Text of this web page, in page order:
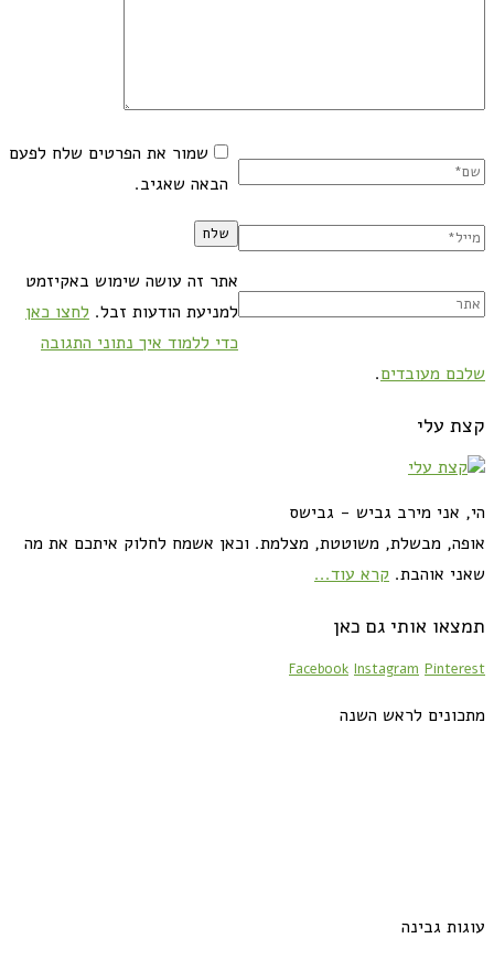
שמור את הפרטים שלח לפעם
הבאה שאגיב.
אתר זה עושה שימוש באקיזמט
למניעת הודעות זבל. לחצו כאן
כדי ללמוד איך נתוני התגובה
שלכם מעובדים.
קצת עלי
הי, אני מירב גביש - גבישס
אופה, מבשלת, משוטטת, מצלמת. וכאן אשמח לחלוק איתכם את מה
שאני אוהבת. קרא עוד...
תמצאו אותי גם כאן
Facebook Instagram Pinterest
מתכונים לראש השנה
עוגות גבינה